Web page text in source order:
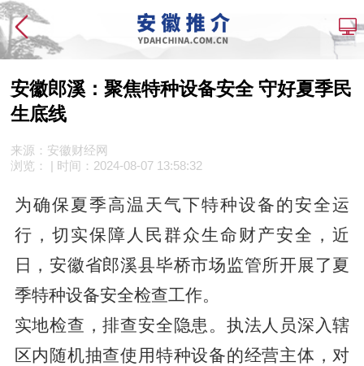
安徽郎溪：聚焦特种设备安全 守好夏季民
生底线
来源：安徽财经网
浏览：
| 时间： 2024-08-07 13:58:32
为确保夏季高温天气下特种设备的安全运
行，切实保障人民群众生命财产安全，近
日，安徽省郎溪县毕桥市场监管所开展了夏
季特种设备安全检查工作。
实地检查，排查安全隐患。执法人员深入辖
区内随机抽查使用特种设备的经营主体，对